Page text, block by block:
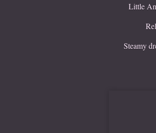
Little
Steamy